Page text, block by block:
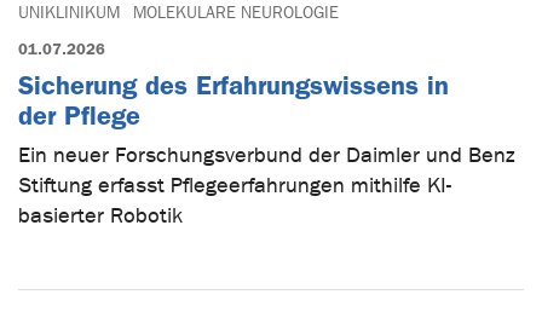
UNIKLINIKUM MOLEKULARE NEUROLOGIE
01.07.2026
Sicherung des Erfahrungswissens in
der Pflege
Ein neuer Forschungsverbund der Daimler und Benz
Stiftung erfasst Pflegeerfahrungen mithilfe KI-
basierter Robotik